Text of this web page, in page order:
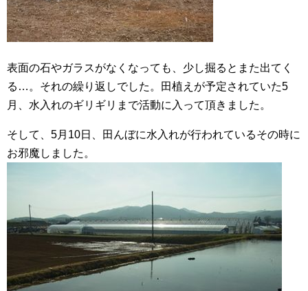
表面の石やガラスがなくなっても、少し掘るとまた出てく
る…。それの繰り返しでした。田植えが予定されていた5
月、水入れのギリギリまで活動に入って頂きました。
そして、5月10日、田んぼに水入れが行われているその時に
お邪魔しました。